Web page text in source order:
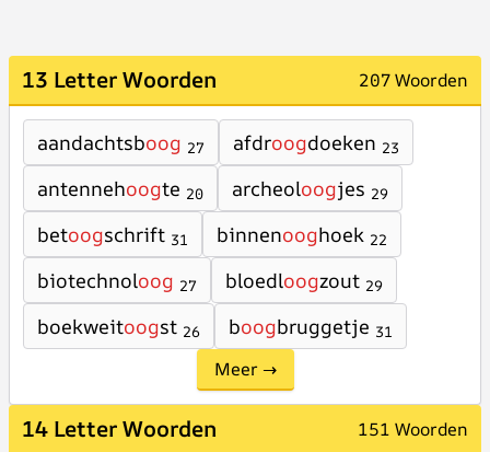
13 Letter Woorden 207 Woorden
aandachtsboog 27 afdroogdoeken 23
antennehoogte 20 archeoloogjes 29
betoogschrift 31 binnenooghoek 22
biotechnoloog 27 bloedloogzout 29
boekweitoogst 26 boogbruggetje 31
Meer →
14 Letter Woorden 151 Woorden